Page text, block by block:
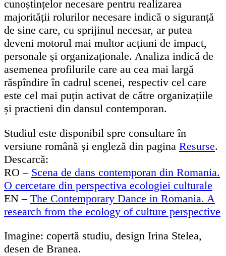
cunoștințelor necesare pentru realizarea
majorității rolurilor necesare indică o siguranță
de sine care, cu sprijinul necesar, ar putea
deveni motorul mai multor acțiuni de impact,
personale și organizaționale. Analiza indică de
asemenea profilurile care au cea mai largă
răspîndire în cadrul scenei, respectiv cel care
este cel mai puțin activat de către organizațiile
și practieni din dansul contemporan.
Studiul este disponibil spre consultare în
versiune română și engleză din pagina Resurse.
Descarcă:
RO – Scena de dans contemporan din Romania.
O cercetare din perspectiva ecologiei culturale
EN – The Contemporary Dance in Romania. A
research from the ecology of culture perspective
Imagine: copertă studiu, design Irina Stelea,
desen de Branea.